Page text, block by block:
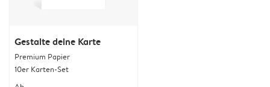
Gestalte deine Karte
Premium Papier
10er Karten-Set